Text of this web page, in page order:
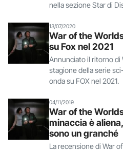
nella sezione Star di
13/07/2020
War of the
su Fox nel 2021
Annunciato il ritorno di
stagione della serie
onda su FOX nel 2021.
04/11/2019
War of the
minaccia è
sono un granché
La recensione di War